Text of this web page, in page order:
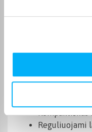
kompaktiškas ir
studijoms ir
kur svarbus
Kompaktiškas
Reguliuojami